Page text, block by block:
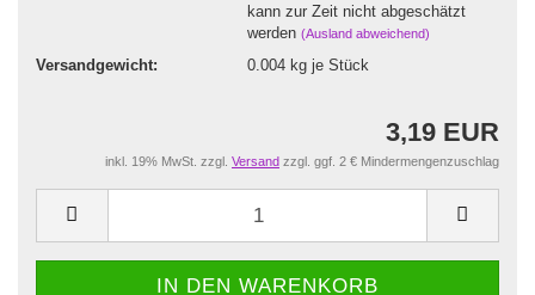
kann zur Zeit nicht abgeschätzt
werden (Ausland abweichend)
Versandgewicht: 0.004kg je Stück
3,19 EUR
inkl. 19% MwSt. zzgl. Versand zzgl. ggf. 2 € Mindermengenzuschlag